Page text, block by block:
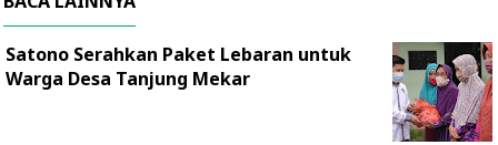
Satono Serahkan Paket Lebaran untuk
Warga Desa Tanjung Mekar